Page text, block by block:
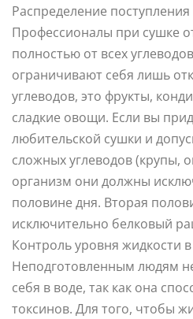
Распределение
Профессионалы при сушке
полностью от всех
ограничивают себя лишь
углеводов, это фрукты,
сладкие овощи. Если вы
любительской сушки и
сложных углеводов (крупы,
организм они должны
половине дня. Вторая
исключительно белковый
Контроль уровня жидкости
Неподготовленным людям
себя в воде, так как она
токсинов. Для того, чтобы